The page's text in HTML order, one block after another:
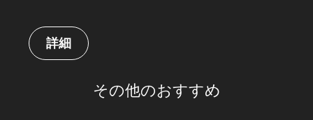
詳細
その他のおすすめ